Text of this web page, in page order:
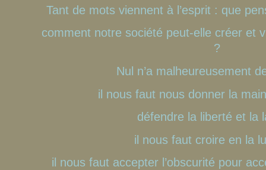
Tant de mots viennent à l’esprit : que
comment notre société peut-elle créer et
?
Nul n’a malheureusement
il nous faut nous donner la
défendre la liberté et la
il nous faut croire en la
il nous faut accepter l’obscurité pour